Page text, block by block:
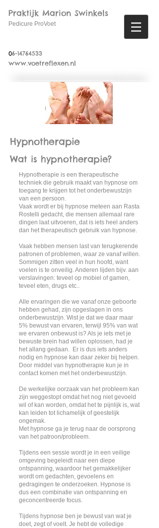
Praktijk Marion Swinkels
Pedicure ProVoet
06-14764533
www.voetreflexen.nl
Hypnotherapie
Wat is hypnotherapie?
Hypnotherapie is een therapeutische
techniek die gebruik maakt van hypnose om
toegang te krijgen tot het onderbewustzijn
van een persoon.
Vaak wordt er bij hypnose meteen aan Rasta
Rostelli gedacht, die mensen allemaal rare
dingen laat uitvoeren, dat is iets heel anders
dan het therapeutisch gebruik van hypnose.
Vaak hebben mensen last van terugkerende
patronen of problemen, waar ze vanaf willen.
Sommigen zitten veel in hun hoofd, want
voelen is te onveilig. Anderen lijden bijv. aan
verslavingen: teveel op mobiel of gamen,
teveel eten, drugs etc..
Alle ervaringen die we vanaf onze geboorte
hebben gehad, zijn opgeslagen in ons
onderbewustzijn. Wist je dat we daar maar
5% bewust van ervaren, terwijl 95% van wat
we ervaren onbewust is? Als je iets met je
bewuste brein had willen oplossen, had je
het allang gedaan. Er is dus iets anders
nodig en hypnose kan daar zeker bij helpen.
Door middel van hypnotherapie kun je in
contact komen met het onderbewustzijn.
De werkelijke oorzaak van het probleem kan
zijn weggestopt omdat het nog niet gevoeld
wil of kan worden, omdat het te pijnlijk is, wat
kan leiden tot lichamelijk of geestelijk
ongemak.
Met hypnose ga je terug naar de oorsprong
van het patroon/probleem.
Tijdens een sessie wordt je in een veilige
omgeving begeleidt naar een diepe
ontspanning, waardoor het gemakkelijker
wordt om gedachten, gevoelens en
gedragingen te onderzoeken. Hypnose is
dus een combinatie van ontspanning en
geconcentreerde focus.
Tijdens hypnose ben je bewust van wat je
doet, zegt of voelt. Je hebt de volledige